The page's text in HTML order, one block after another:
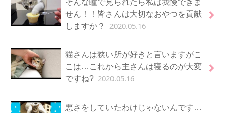
せん！！皆さんは大切なおやつを貢献
しますか？
2020.05.16
猫さんは狭い所が好きと言いますがこ
こは…これから主さんは寝るのが大変
ですね? 2020.05.16
悪さをしていたわけじゃないんです…